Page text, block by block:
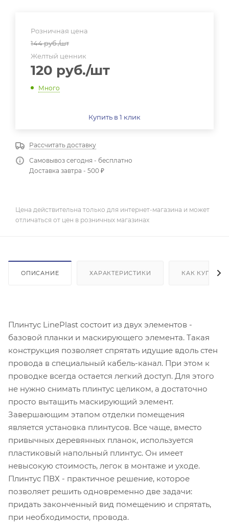
Розничная цена
144руб./шт
Желтый ценник
120 руб./шт
Много
Купить в 1 клик
Рассчитать доставку
Самовывоз сегодня - бесплатно
Доставка завтра - 500 ₽
Цена действительна только для интернет-магазина и может
отличаться от цен в розничных магазинах
ОПИСАНИЕ ХАРАКТЕРИСТИКИ КАК КУПИТЬ
Плинтус LinePlast состоит из двух элементов -
базовой планки и маскирующего элемента. Такая
конструкция позволяет спрятать идущие вдоль стен
провода в специальный кабель-канал. При этом к
проводке всегда остается легкий доступ. Для этого
не нужно снимать плинтус целиком, а достаточно
просто вытащить маскирующий элемент.
Завершающим этапом отделки помещения
является установка плинтусов. Все чаще, вместо
привычных деревянных планок, используется
пластиковый напольный плинтус. Он имеет
невысокую стоимость, легок в монтаже и уходе.
Плинтус ПВХ - практичное решение, которое
позволяет решить одновременно две задачи:
придать законченный вид помещению и спрятать,
при необходимости, провода.